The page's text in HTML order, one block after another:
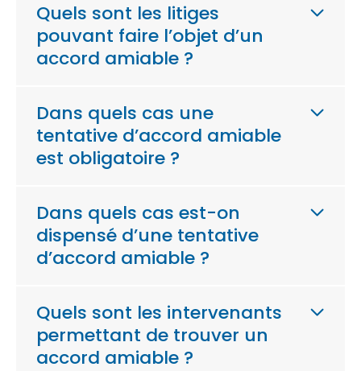
Quels sont les litiges
pouvant faire l’objet d’un
accord amiable ?
Dans quels cas une
tentative d’accord amiable
est obligatoire ?
Dans quels cas est-on
dispensé d’une tentative
d’accord amiable ?
Quels sont les intervenants
permettant de trouver un
accord amiable ?